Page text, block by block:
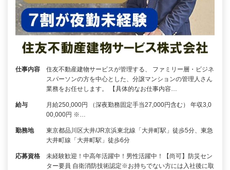
仕事内容
住友不動産建物サービスが管理する、 ファミリー層・ビジネ
スパーソンの方を中心とした、分譲マンションの管理人さん
業務をお任せします。 【具体的なお仕事内容…
給与
月給250,000円 （深夜勤務固定手当27,000円含む） 年収3,0
00,000円 ※…
勤務地
東京都品川区大井/JR京浜東北線「大井町駅」徒歩5分、東急
大井町線「大井町駅」徒歩6分
応募資格
未経験歓迎！中高年活躍中！男性活躍中！【尚可】防災セン
ター要員 自衛消防技術認定※お持ちでない方には入社後に取